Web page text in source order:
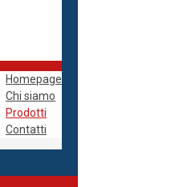
Homepage
Chi siamo
Prodotti
Contatti